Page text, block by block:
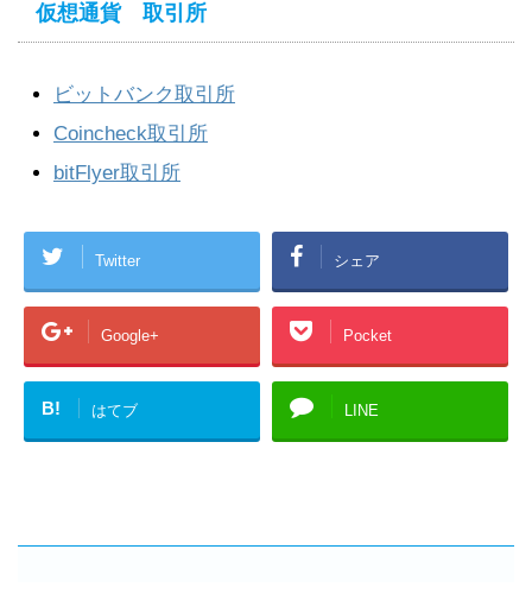
仮想通貨 取引所
ビットバンク取引所
Coincheck取引所
bitFlyer取引所
Twitter シェア
Google+ Pocket
B! はてブ LINE